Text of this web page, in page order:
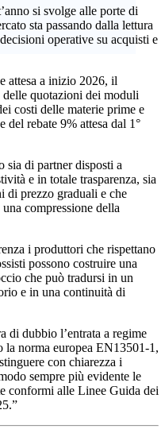
si svolge alle porte di
sta passando dalla lettura
operative su acquisti e
attesa a inizio 2026, il
delle quotazioni dei moduli
costi delle materie prime e
del rebate 9% attesa dal 1°
sia di partner disposti a
e in totale trasparenza, sia
di prezzo graduali e che
compressione della
i produttori che rispettano
possono costruire una
che può tradursi in un
e in una continuità di
di dubbio l’entrata a regime
la norma europea EN13501-1,
con chiarezza i
sempre più evidente le
conformi alle Linee Guida dei